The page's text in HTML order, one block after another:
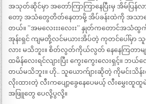
အသုတ်ဆိုင်မှာ အတော်ကြာကြာနေပြီးမှ အိမ်ပြ
တော့ အသံတွေတိတ်နေတာမို့ အိပ်ခန်းထဲကို အသာခ
တယ်။ ”အမလေးးးလေးး” နှုတ်ကတောင်အသံထွ
အုန်းရှင် ကျမတို့လင်မယားအိပ်တဲ့ ကုတင်ပေါ်မှာ
လား မသိဘူး။ စိတ်လွတ်ကိုယ်လွတ် နေနေကြတာမျ
ထမိန်လေးရင်လျားပြီး ကွေးကွေးလေးရှင့်။
တယ်မသိဘူး။ ဟို.. သူယောက်ျားဆိုတဲ့ ကိုမင်းသိန်
လိုးထားတဲ့ လီးကပျော့ခွေနေပေမယ့် လီးမွှေးထူထူ
အဖြူတွေ ပေလို့ပွလို့။